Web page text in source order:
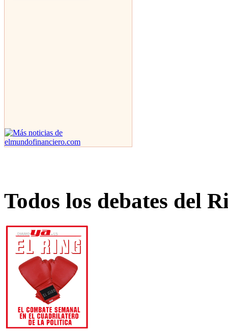
Todos los debates del